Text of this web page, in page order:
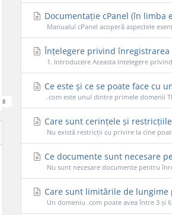
8
Documentație cPanel (în limba
Manualul cPanel acoperă aspectele
Înțelegere privind
1. Introducere Aceasta Intelegere
Ce este și ce se poate face cu
.com este unul dintre primele domenii
Care sunt cerințele și
Nu există restricții cu privire la cine
Ce documente sunt necesare
Nu sunt necesare documente pentru
Care sunt limitările de lungime
Un domeniu .com poate avea între 3 și